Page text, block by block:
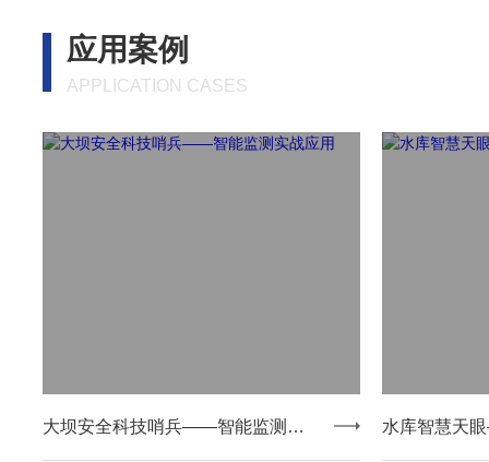
应用案例
APPLICATION CASES
大坝安全科技哨兵——智能监测实战应用